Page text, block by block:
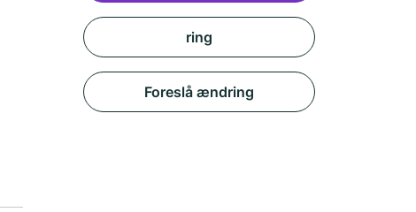
ring
Foreslå ændring